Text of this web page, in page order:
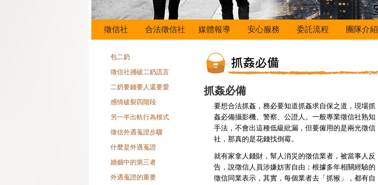
徵信社 合法徵信社 媒體報導 安心服務 委託流程 團隊介紹
包二奶
徵信社捅破二奶謊言
二奶要錢要人還要愛
感情破裂四階段
另一半出軌行為模式
徵信外遇蒐證步驟
什麼是外遇蒐證
婚姻中的第三者
外遇蒐證的重要
抓姦必備
要想合法抓姦，務必要知道抓姦求自保之道，現場抓
姦必備攝影機、警察、公證人。一般專業徵信社熟知
手法，不會出這種低級紕漏，但要僱用的是兩光徵信
社，那真的是花錢找倒霉。
就有家拿人錢財，幫人消災的徵信業者，被當事人反
告，說徵信人員涉嫌妨害自由；根據多年相關經驗的
徵信同業表示，其實，每個業者去「抓猴」，都有自